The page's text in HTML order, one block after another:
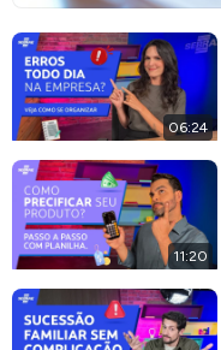
06:24
11:20